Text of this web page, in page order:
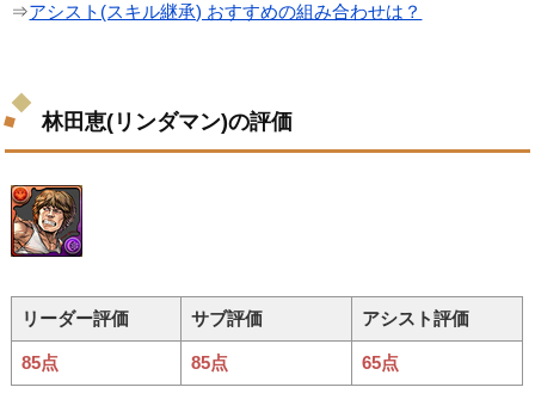
⇒アシスト(スキル継承) おすすめの組み合わせは？
林田恵(リンダマン)の評価
リーダー評価 サブ評価 アシスト評価
85点 85点 65点